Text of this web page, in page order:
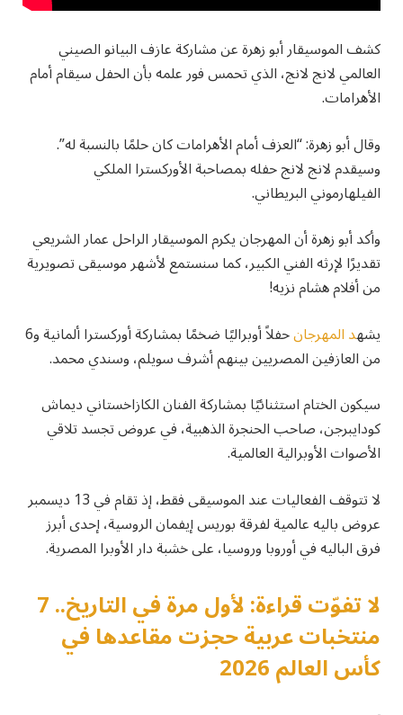
كشف الموسيقار أبو زهرة عن مشاركة عازف البيانو الصيني
العالمي لانج لانج، الذي تحمس فور علمه بأن الحفل سيقام أمام
الأهرامات.
وقال أبو زهرة: “العزف أمام الأهرامات كان حلمًا بالنسبة له”.
وسيقدم لانج لانج حفله بمصاحبة الأوركسترا الملكي
الفيلهارموني البريطاني.
وأكد أبو زهرة أن المهرجان يكرم الموسيقار الراحل عمار الشريعي
تقديرًا لإرثه الفني الكبير، كما سنستمع لأشهر موسيقى تصويرية
من أفلام هشام نزيه!
يشهد المهرجان حفلاً أوبراليًا ضخمًا بمشاركة أوركسترا ألمانية و6
من العازفين المصريين بينهم أشرف سويلم، وسندي محمد.
سيكون الختام استثنائيًا بمشاركة الفنان الكازاخستاني ديماش
كودايبرجن، صاحب الحنجرة الذهبية، في عروض تجسد تلاقي
الأصوات الأوبرالية العالمية.
لا تتوقف الفعاليات عند الموسيقى فقط، إذ تقام في 13 ديسمبر
عروض باليه عالمية لفرقة بوريس إيفمان الروسية، إحدى أبرز
فرق الباليه في أوروبا وروسيا، على خشبة دار الأوبرا المصرية.
لا تفوّت قراءة: لأول مرة في التاريخ.. 7
منتخبات عربية حجزت مقاعدها في
كأس العالم 2026